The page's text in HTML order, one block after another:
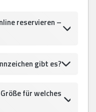
reservieren –
gibt es?
für welches